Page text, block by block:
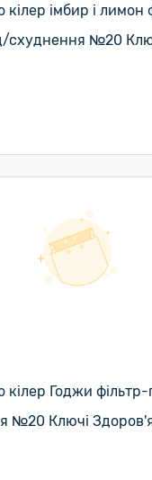
кілер імбир і лимон
схуднення №20
кілер Годжи фільтр-
№20 Ключі Здоров'я